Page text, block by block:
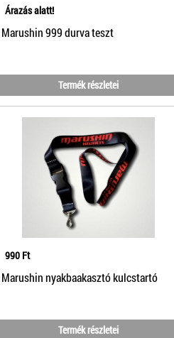
Árazás alatt!
Marushin 999 durva teszt
Termék részletei
990 Ft
Marushin nyakbaakasztó kulcstartó
Termék részletei